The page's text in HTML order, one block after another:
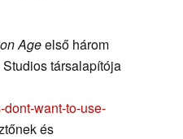
Ageelső három
társalapítója
want-to-use-
és